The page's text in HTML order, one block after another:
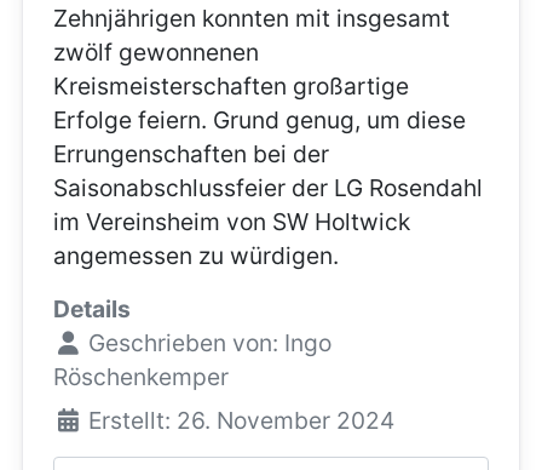
Zehnjährigen konnten mit insgesamt
zwölf gewonnenen
Kreismeisterschaften großartige
Erfolge feiern. Grund genug, um diese
Errungenschaften bei der
Saisonabschlussfeier der LG Rosendahl
im Vereinsheim von SW Holtwick
angemessen zu würdigen.
Details
Geschrieben von: Ingo
Röschenkemper
Erstellt: 26. November 2024